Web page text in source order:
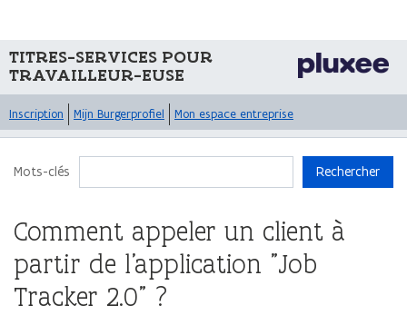
TITRES-SERVICES POUR
TRAVAILLEUR-EUSE
Inscription Mijn Burgerprofiel Mon espace entreprise
Mots-clés Rechercher
Comment appeler un client à
partir de l’application "Job
Tracker 2.0" ?